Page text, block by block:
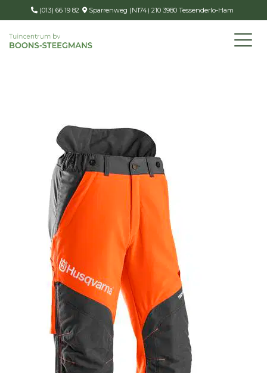
(013) 66 19 82 Sparrenweg (N174) 210 3980 Tessenderlo-Ham